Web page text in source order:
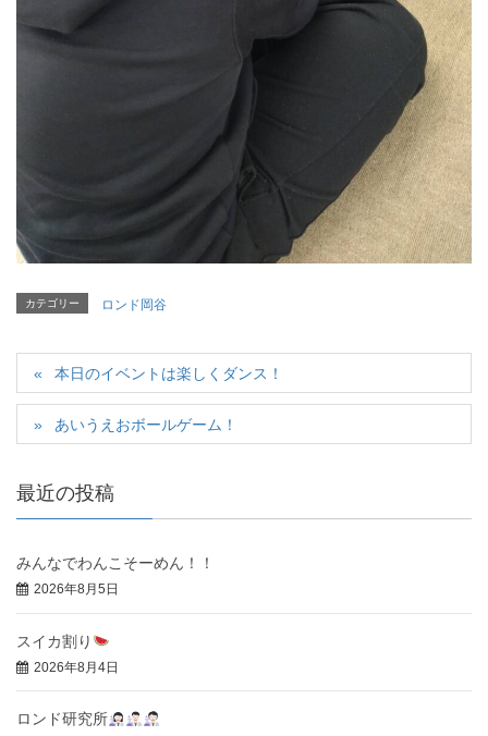
カテゴリー ロンド岡谷
本日のイベントは楽しくダンス！
あいうえおボールゲーム！
最近の投稿
みんなでわんこそーめん！！
2026年8月5日
スイカ割り
2026年8月4日
ロンド研究所